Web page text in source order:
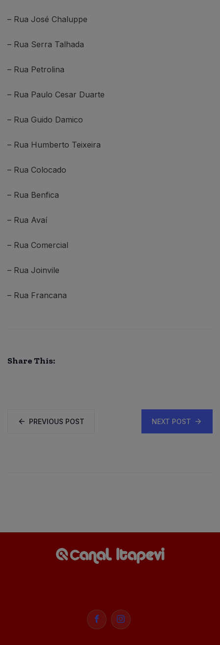
– Rua José Chaluppe
– Rua Serra Talhada
– Rua Petrolina
– Rua Paulo Cesar Duarte
– Rua Guido Damico
– Rua Humberto Teixeira
– Rua Colocado
– Rua Benfica
– Rua Avaí
– Rua Comercial
– Rua Joinvile
– Rua Francana
Share This:
PREVIOUS POST NEXT POST